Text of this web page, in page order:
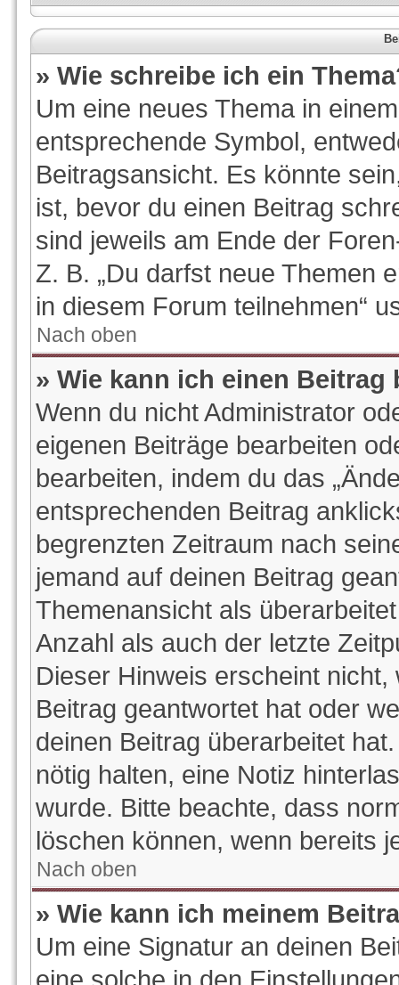
» Wie schreibe ich ein
Um eine neues Thema in
entsprechende Symbol,
Beitragsansicht. Es könnte
ist, bevor du einen Beitrag
sind jeweils am Ende der
Z. B. „Du darfst neue Themen
in diesem Forum teilnehmen“
Nach oben
» Wie kann ich einen
Wenn du nicht Administrator
eigenen Beiträge bearbeiten
bearbeiten, indem du das
entsprechenden Beitrag
begrenzten Zeitraum nach
jemand auf deinen Beitrag
Themenansicht als
Anzahl als auch der letzte
Dieser Hinweis erscheint
Beitrag geantwortet hat oder
deinen Beitrag überarbeitet
nötig halten, eine Notiz
wurde. Bitte beachte, dass
löschen können, wenn bereits
Nach oben
» Wie kann ich meinem
Um eine Signatur an deinen